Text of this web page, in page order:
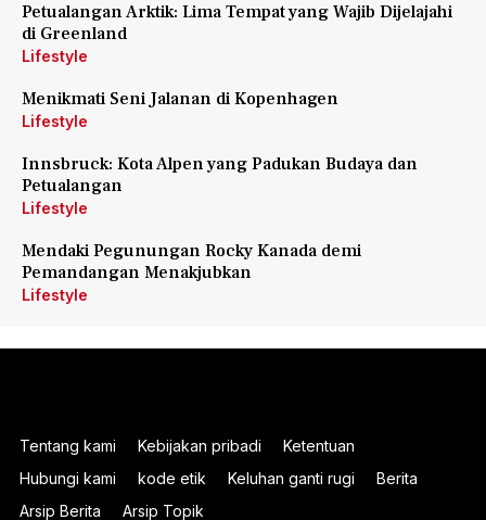
Petualangan Arktik: Lima Tempat yang Wajib Dijelajahi
di Greenland
Lifestyle
Menikmati Seni Jalanan di Kopenhagen
Lifestyle
Innsbruck: Kota Alpen yang Padukan Budaya dan
Petualangan
Lifestyle
Mendaki Pegunungan Rocky Kanada demi
Pemandangan Menakjubkan
Lifestyle
Tentang kami Kebijakan pribadi
Ketentuan
Hubungi kami
kode etik Keluhan ganti rugi
Berita
Arsip Berita
Arsip Topik